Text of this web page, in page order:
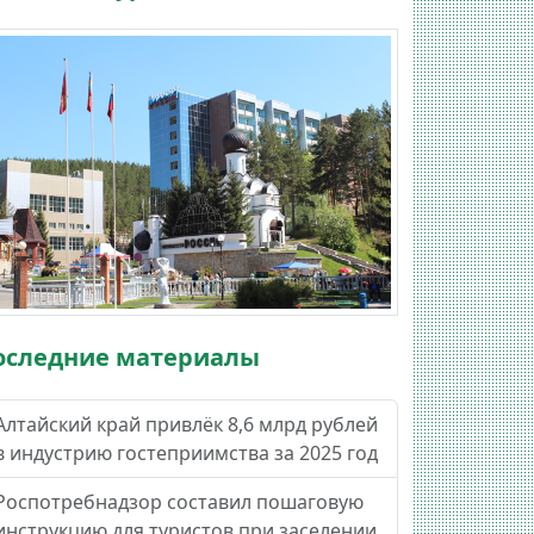
материалы
край привлёк 8,6 млрд рублей
индустрию гостеприимства за 2025 год
составил пошаговую